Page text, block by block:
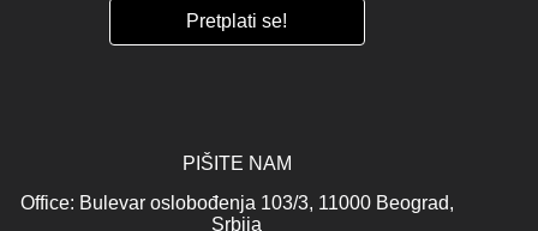
PIŠITE NAM
Office: Bulevar oslobođenja 103/3, 11000 Beograd,
Srbija